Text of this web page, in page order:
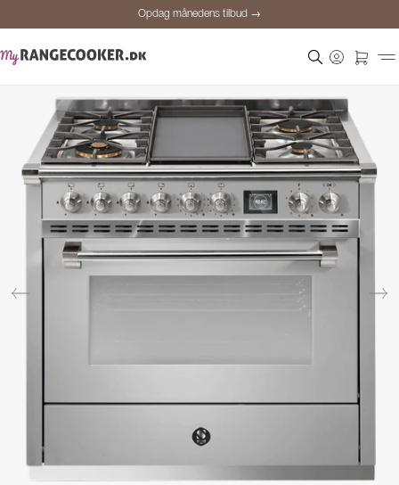
Opdag månedens tilbud →
Prisgaranti
Personlig rådgivning
Opdag månedens tilbud →